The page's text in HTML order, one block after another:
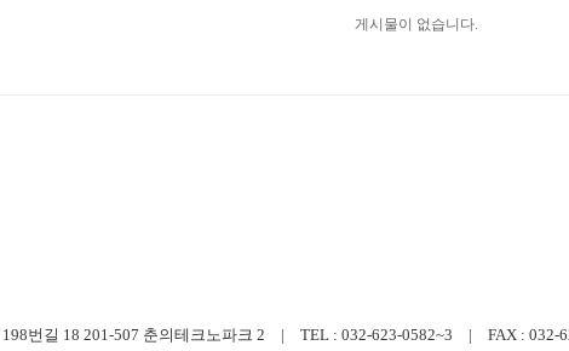
게시물이 없습니다.
198번길 18 201-507 춘의테크노파크 2 | TEL : 032-623-0582~3 | FAX :